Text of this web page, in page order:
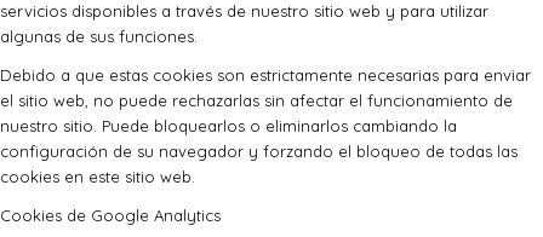
servicios disponibles a través de nuestro sitio web y para utilizar
algunas de sus funciones.
Debido a que estas cookies son estrictamente necesarias para enviar
el sitio web, no puede rechazarlas sin afectar el funcionamiento de
nuestro sitio. Puede bloquearlos o eliminarlos cambiando la
configuración de su navegador y forzando el bloqueo de todas las
cookies en este sitio web.
Cookies de Google Analytics